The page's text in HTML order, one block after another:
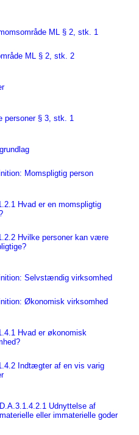
ML § 2, stk. 1
ML § 2, stk. 2
personer § 3, stk. 1
Momspligtig person
Hvad er en momspligtig
Hvilke personer kan være
Selvstændig virksomhed
Økonomisk virksomhed
Hvad er økonomisk
Indtægter af en vis varig
D.A.3.1.4.2.1 Udnyttelse af
materielle eller immaterielle goder